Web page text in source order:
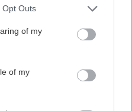
uses one or more Google
behaviour. You may click to
and its third-party tags to
purposes in below Google
Opt Outs
of my
of my
Môže aspirín zachrániť
možno prekvapí